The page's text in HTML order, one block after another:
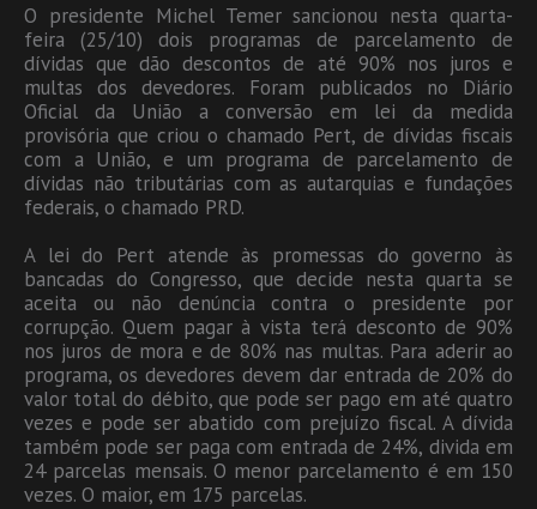
O presidente Michel Temer sancionou nesta quarta-
feira (25/10) dois programas de parcelamento de
dívidas que dão descontos de até 90% nos juros e
multas dos devedores. Foram publicados no Diário
Oficial da União a conversão em lei da medida
provisória que criou o chamado Pert, de dívidas fiscais
com a União, e um programa de parcelamento de
dívidas não tributárias com as autarquias e fundações
federais, o chamado PRD.
A lei do Pert atende às promessas do governo às
bancadas do Congresso, que decide nesta quarta se
aceita ou não denúncia contra o presidente por
corrupção. Quem pagar à vista terá desconto de 90%
nos juros de mora e de 80% nas multas. Para aderir ao
programa, os devedores devem dar entrada de 20% do
valor total do débito, que pode ser pago em até quatro
vezes e pode ser abatido com prejuízo fiscal. A dívida
também pode ser paga com entrada de 24%, divida em
24 parcelas mensais. O menor parcelamento é em 150
vezes. O maior, em 175 parcelas.